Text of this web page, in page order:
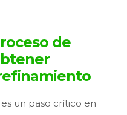
de
es un paso crítico en